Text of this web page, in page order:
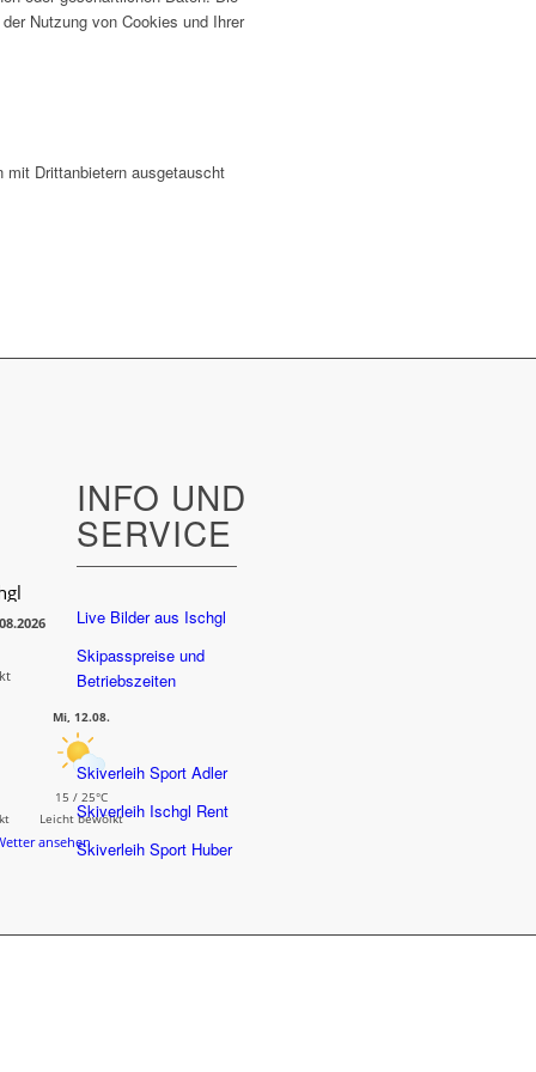
Nutzung von Cookies und Ihrer
Drittanbietern ausgetauscht
Mi, 12.08.
15 / 25°C
Leicht bewölkt
ansehen
INFO UND
SERVICE
Live Bilder aus Ischgl
Skipasspreise und
Betriebszeiten
Skiverleih Sport Adler
Skiverleih Ischgl Rent
Skiverleih Sport Huber